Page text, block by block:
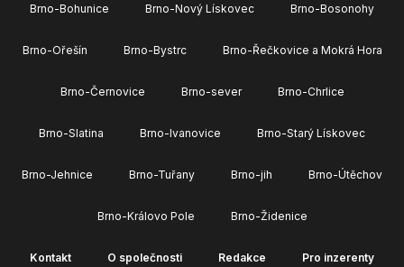
Brno-Bohunice Brno-Nový Lískovec Brno-Bosonohy
Brno-Ořešín Brno-Bystrc Brno-Řečkovice a Mokrá Hora
Brno-Černovice Brno-sever Brno-Chrlice
Brno-Slatina Brno-Ivanovice Brno-Starý Lískovec
Brno-Jehnice Brno-Tuřany Brno-jih Brno-Útěchov
Brno-Královo Pole Brno-Židenice
Kontakt O společnosti Redakce Pro inzerenty